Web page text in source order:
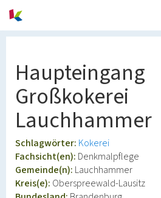
Haupteingang
Großkokerei
Lauchhammer
Schlagwörter: Kokerei
Fachsicht(en): Denkmalpflege
Gemeinde(n): Lauchhammer
Kreis(e): Oberspreewald-Lausitz